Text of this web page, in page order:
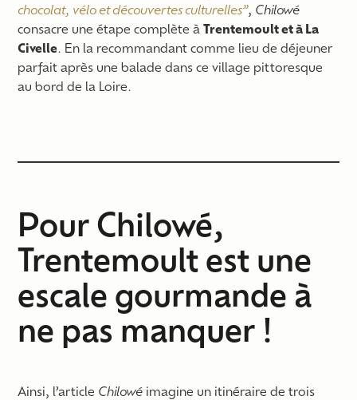
chocolat, vélo et découvertes culturelles”, Chilowé
consacre une étape complète àTrentemoult et à La
Civelle. En la recommandant comme lieu de déjeuner
parfait après une balade dans ce village pittoresque
au bord de la Loire.
Pour Chilowé,
Trentemoult est une
escale gourmande à
ne pas manquer !
Ainsi, l’article Chilowé imagine un itinéraire de trois